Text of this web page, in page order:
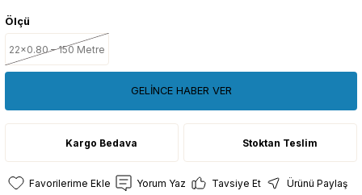
Ölçü
22x0.80 – 150 Metre
GELİNCE HABER VER
Kargo Bedava Stoktan Teslim
Yorum Yaz Tavsiye Et
Ürünü Paylaş